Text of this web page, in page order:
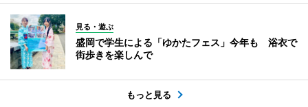
見る・遊ぶ
盛岡で学生による「ゆかたフェス」今年も 浴衣で
街歩きを楽しんで
もっと見る